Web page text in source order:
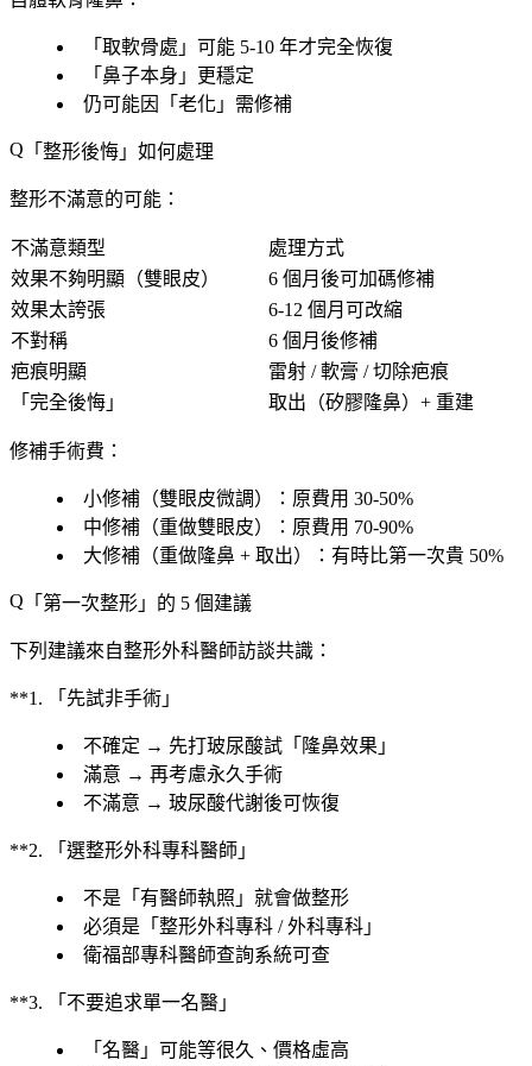
「 取軟骨處 」可能 5-10 年才完全恢復
「 鼻子本身 」更穩定
仍可能因「 老化 」需修補
「 整形後悔 」如何處理
整形不滿意的可能：
不滿意類型
處理方式
效果不夠明顯 （雙眼皮）
6 個月後可加碼修補
效果太誇張
6-12 個月可改縮
不對稱
6 個月後修補
疤痕明顯
雷射 / 軟膏 / 切除疤痕
「完全後悔」
取出（矽膠隆鼻）+ 重建
修補手術費 ：
小修補 （雙眼皮微調）：原費用 30-50%
中修補 （重做雙眼皮）：原費用 70-90%
大修補 （重做隆鼻 + 取出）： 有時比第一次貴 50%
「第一次整形」的 5 個建議
下列建議來自整形外科醫師訪談共識：
**1. 「先試非手術」
不確定 → 先打玻尿酸試「 隆鼻效果 」
滿意 → 再考慮永久手術
不滿意 → 玻尿酸代謝後可恢復
**2. 「選整形外科專科醫師」
不是「 有醫師執照 」就會做整形
必須是「 整形外科專科 / 外科專科 」
衛福部專科醫師查詢系統可查
**3. 「不要追求單一名醫」
「 名醫 」可能等很久、價格虛高